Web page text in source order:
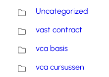
Uncategorized
vast contract
vca basis
vca cursussen